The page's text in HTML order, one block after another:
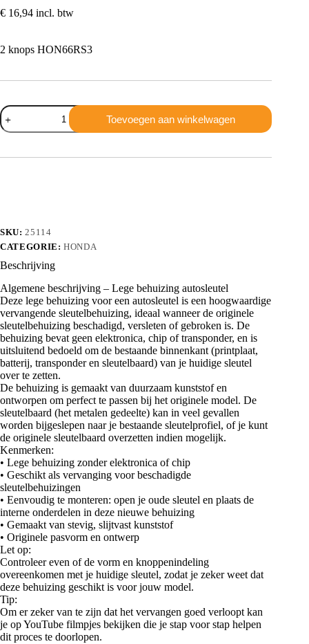
€ 16,94 incl. btw
2 knops HON66RS3
Honda
2
knops
aantal
Toevoegen aan winkelwagen
SKU:25114
CATEGORIE:HONDA
Beschrijving
Algemene beschrijving – Lege behuizing autosleutel
Deze lege behuizing voor een autosleutel is een hoogwaardige
vervangende sleutelbehuizing, ideaal wanneer de originele
sleutelbehuizing beschadigd, versleten of gebroken is. De
behuizing bevat geen elektronica, chip of transponder, en is
uitsluitend bedoeld om de bestaande binnenkant (printplaat,
batterij, transponder en sleutelbaard) van je huidige sleutel
over te zetten.
De behuizing is gemaakt van duurzaam kunststof en
ontworpen om perfect te passen bij het originele model. De
sleutelbaard (het metalen gedeelte) kan in veel gevallen
worden bijgeslepen naar je bestaande sleutelprofiel, of je kunt
de originele sleutelbaard overzetten indien mogelijk.
Kenmerken:
• Lege behuizing zonder elektronica of chip
• Geschikt als vervanging voor beschadigde
sleutelbehuizingen
• Eenvoudig te monteren: open je oude sleutel en plaats de
interne onderdelen in deze nieuwe behuizing
• Gemaakt van stevig, slijtvast kunststof
• Originele pasvorm en ontwerp
Let op:
Controleer even of de vorm en knoppenindeling
overeenkomen met je huidige sleutel, zodat je zeker weet dat
deze behuizing geschikt is voor jouw model.
Tip:
Om er zeker van te zijn dat het vervangen goed verloopt kan
je op YouTube filmpjes bekijken die je stap voor stap helpen
dit proces te doorlopen.